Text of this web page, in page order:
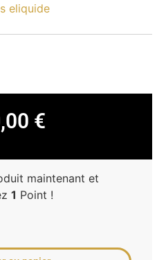
eliquide
€
maintenant et
1 Point !